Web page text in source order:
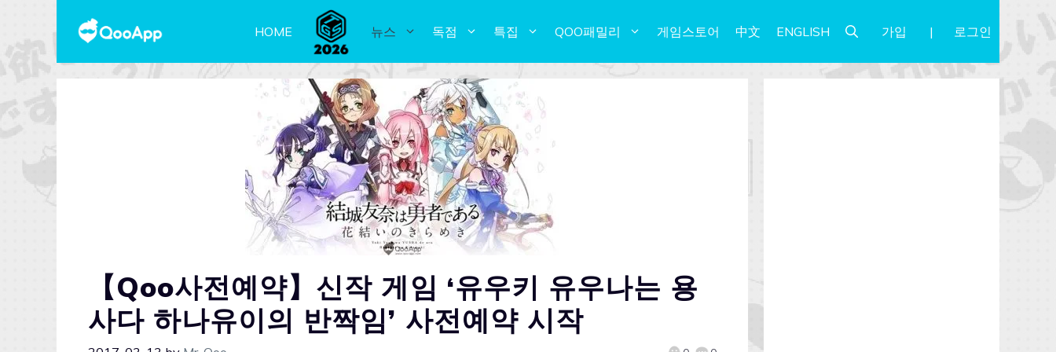
HOME 뉴스 독점 특집 QOO패밀리 게임스토어 中文 ENGLISH 가입 로그인
【Qoo사전예약】신작 게임 ‘유우키 유우나는 용
사다 하나유이의 반짝임’ 사전예약 시작